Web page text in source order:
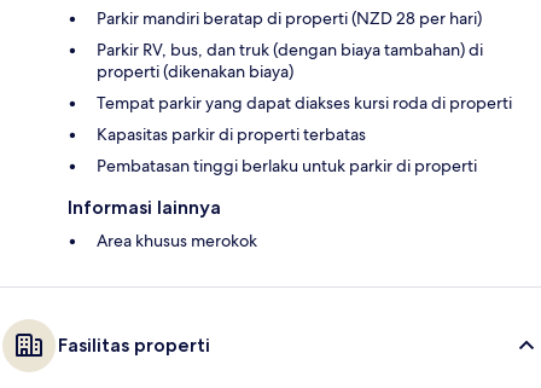
Parkir mandiri beratap di properti (NZD 28 per hari)
Parkir RV, bus, dan truk (dengan biaya tambahan) di
properti (dikenakan biaya)
Tempat parkir yang dapat diakses kursi roda di properti
Kapasitas parkir di properti terbatas
Pembatasan tinggi berlaku untuk parkir di properti
Informasi lainnya
Area khusus merokok
Fasilitas properti